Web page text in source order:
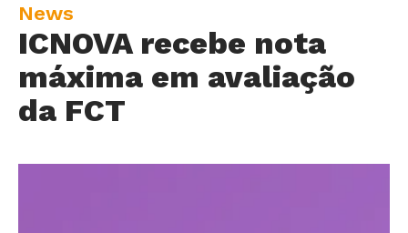
ICNOVA recebe nota
máxima em avaliação
da FCT
C
a
e
g
r
News